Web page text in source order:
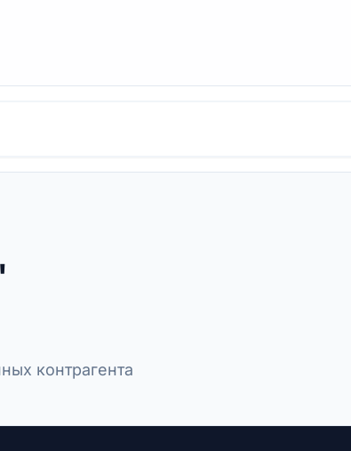
контрагента